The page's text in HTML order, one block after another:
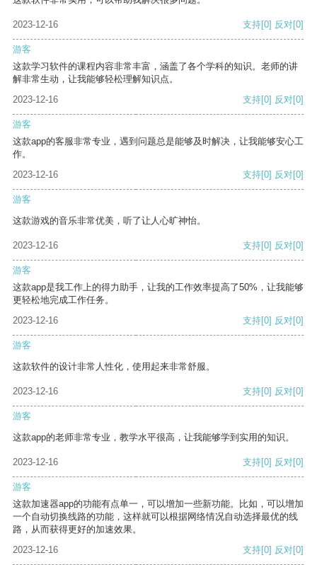
2023-12-16 支持[0] 反对[0]
游客
这款学习软件的课程内容非常丰富，涵盖了各个学科的知识。老师的讲
解非常生动，让我能够轻松理解知识点。
2023-12-16
支持[0] 反对[0]
游客
这款app的客服非常专业，遇到问题总是能够及时解决，让我能够安心工
作。
2023-12-16
支持[0] 反对[0]
游客
这款游戏的音乐非常优美，听了让人心旷神怡。
2023-12-16 支持[0] 反对[0]
游客
这款app是我工作上的得力助手，让我的工作效率提高了50%，让我能够
更轻松地完成工作任务。
2023-12-16
支持[0] 反对[0]
游客
这款软件的设计非常人性化，使用起来非常舒服。
2023-12-16 支持[0] 反对[0]
游客
这款app的老师非常专业，教学水平很高，让我能够学到实用的知识。
2023-12-16 支持[0] 反对[0]
游客
这款加速器app的功能有点单一，可以增加一些新功能。比如，可以增加
一个自动切换线路的功能，这样就可以根据网络情况自动选择最优的线
路，从而获得更好的加速效果。
2023-12-16
支持[0] 反对[0]